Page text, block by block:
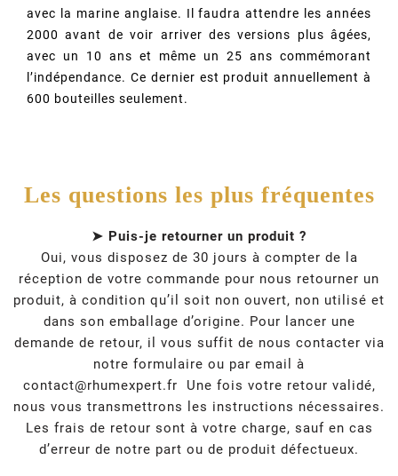
avec la marine anglaise. Il faudra attendre les années
2000 avant de voir arriver des versions plus âgées,
avec un 10 ans et même un 25 ans commémorant
l’indépendance. Ce dernier est produit annuellement à
600 bouteilles seulement.
Les questions les plus fréquentes
➤ Puis-je retourner un produit ?
Oui, vous disposez de 30 jours à compter de la
réception de votre commande pour nous retourner un
produit, à condition qu’il soit non ouvert, non utilisé et
dans son emballage d’origine. Pour lancer une
demande de retour, il vous suffit de nous contacter via
notre formulaire ou par email à
contact@rhumexpert.fr Une fois votre retour validé,
nous vous transmettrons les instructions nécessaires.
Les frais de retour sont à votre charge, sauf en cas
d’erreur de notre part ou de produit défectueux.